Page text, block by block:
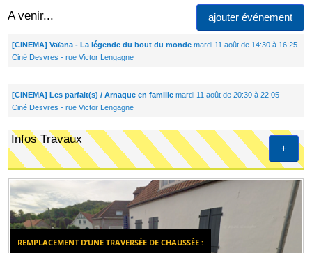
A venir... ajouter événement
[CINEMA] Vaïana - La légende du bout du mondemardi 11 août de 14:30 à 16:25
Ciné Desvres - rue Victor Lengagne
[CINEMA] Les parfait(s) / Arnaque en famillemardi 11 août de 20:30 à 22:05
Ciné Desvres - rue Victor Lengagne
+
Infos Travaux
REMPLACEMENT D’UNE TRAVERSÉE DE CHAUSSÉE :